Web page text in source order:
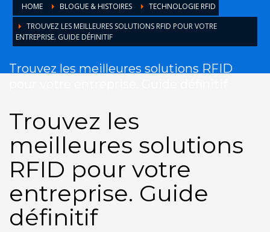
HOME BLOGUE & HISTOIRES
TECHNOLOGIE RFID
TROUVEZ LES MEILLEURES SOLUTIONS RFID POUR VOTRE
ENTREPRISE. GUIDE DÉFINITIF
Trouvez les meilleures solutions RFID
Trouvez les
meilleures solutions
RFID pour votre
entreprise. Guide
définitif